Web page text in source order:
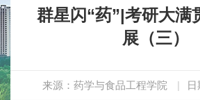
群星闪“药”|考研大满
展（三）
来源：药学与食品工程学院 |